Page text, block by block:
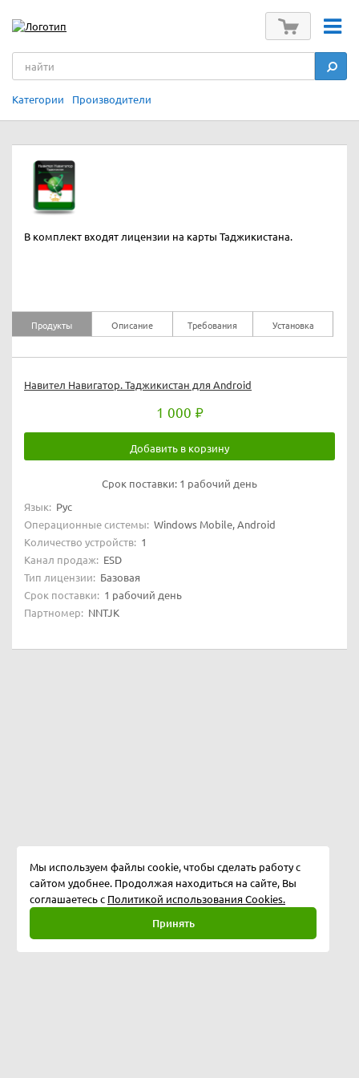
Категории Производители
В комплект входят лицензии на карты Таджикистана.
Продукты Описание Требования Установка
Навител Навигатор. Таджикистан для Android
1 000
Добавить в корзину
Срок поставки: 1 рабочий день
Язык: Рус
Операционные системы: Windows Mobile, Android
Количество устройств: 1
Канал продаж: ESD
Тип лицензии: Базовая
Срок поставки: 1 рабочий день
Партномер: NNTJK
Мы используем файлы cookie, чтобы сделать работу с
сайтом удобнее. Продолжая находиться на сайте, Вы
соглашаетесь с Политикой использования Cookies.
Принять